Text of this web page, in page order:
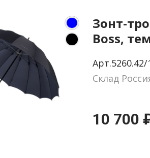
Зонт-
Boss,
Арт.5260.42/
Склад
10 700